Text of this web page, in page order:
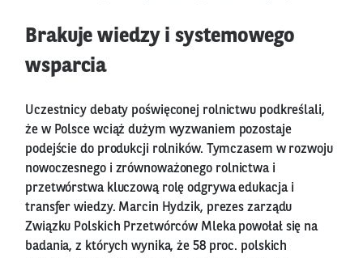
Brakuje wiedzy i systemowego
wsparcia
Uczestnicy debaty poświęconej rolnictwu podkreślali,
że w Polsce wciąż dużym wyzwaniem pozostaje
podejście do produkcji rolników. Tymczasem w rozwoju
nowoczesnego i zrównoważonego rolnictwa i
przetwórstwa kluczową rolę odgrywa edukacja i
transfer wiedzy. Marcin Hydzik, prezes zarządu
Związku Polskich Przetwórców Mleka powołał się na
badania, z których wynika, że 58 proc. polskich